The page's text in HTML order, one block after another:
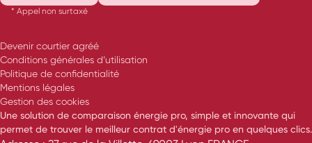
* Appel non surtaxé
Devenir courtier agréé
Conditions générales d’utilisation
Politique de confidentialité
Mentions légales
Gestion des cookies
Une solution de comparaison énergie pro, simple et innovante qui
permet de trouver le meilleur contrat d'énergie pro en quelques clics.